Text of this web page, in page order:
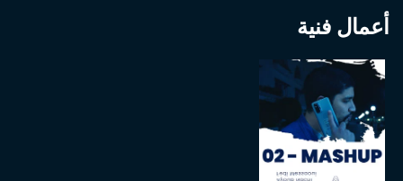
أعمال فنية